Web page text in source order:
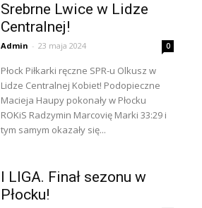
Srebrne Lwice w Lidze
Centralnej!
Admin - 23 maja 2024 0
Płock Piłkarki ręczne SPR-u Olkusz w
Lidze Centralnej Kobiet! Podopieczne
Macieja Haupy pokonały w Płocku
ROKiS Radzymin Marcovię Marki 33:29 i
tym samym okazały się...
I LIGA. Finał sezonu w
Płocku!